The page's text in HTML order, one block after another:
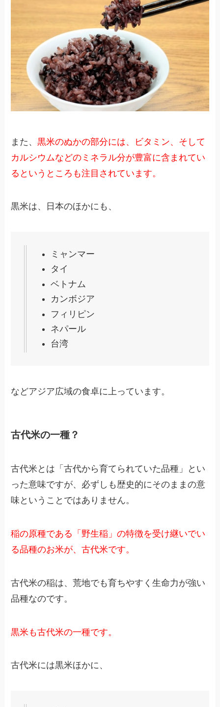
また、黒米のぬかの部分には、ビタミン、そして
カルシウムなどのミネラル分が豊富に含まれてい
るというところも注目されています。
黒米は、日本のほかにも、
ミャンマー
タイ
ベトナム
カンボジア
フィリピン
ネパール
台湾
などアジア広域の食卓に上っています。
古代米の一種？
古代米とは「古代から育てられていた品種」とい
った意味ですが、必ずしも歴史的にそのままの意
味ということではありません。
稲の原種である「野生稲」の特徴を受け継いでい
る品種のお米が、古代米です。
古代米の稲は、荒地でも育ちやすく生命力が強い
品種なのです。
黒米も古代米の一種です。
古代米には黒米ほかに、